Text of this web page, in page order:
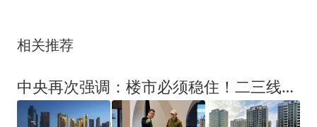
相关推荐
中央再次强调：楼市必须稳住！二三线房价跌不停，政策该加码了